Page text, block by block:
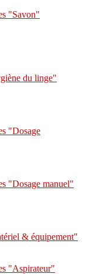
"Savon"
du linge"
"Dosage
"Dosage manuel"
& équipement"
"Aspirateur"